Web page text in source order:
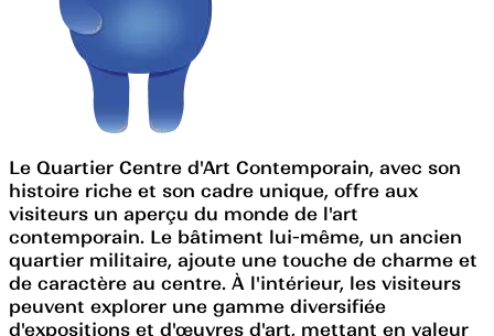
Le Quartier Centre d'Art Contemporain, avec son
histoire riche et son cadre unique, offre aux
visiteurs un aperçu du monde de l'art
contemporain. Le bâtiment lui-même, un ancien
quartier militaire, ajoute une touche de charme et
de caractère au centre. À l'intérieur, les visiteurs
peuvent explorer une gamme diversifiée
d'expositions et d'œuvres d'art, mettant en valeur